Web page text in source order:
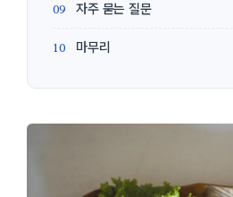
자주 묻는 질문
마무리